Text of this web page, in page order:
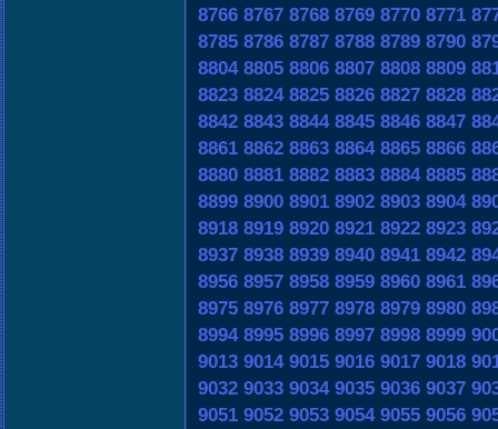
8766 8767 8768 8769 8770 8771
8785 8786 8787 8788 8789 8790
8804 8805 8806 8807 8808 8809
8823 8824 8825 8826 8827 8828
8842 8843 8844 8845 8846 8847
8861 8862 8863 8864 8865 8866
8880 8881 8882 8883 8884 8885
8899 8900 8901 8902 8903 8904
8918 8919 8920 8921 8922 8923
8937 8938 8939 8940 8941 8942
8956 8957 8958 8959 8960 8961
8975 8976 8977 8978 8979 8980
8994 8995 8996 8997 8998 8999
9013 9014 9015 9016 9017 9018
9032 9033 9034 9035 9036 9037
9051 9052 9053 9054 9055 9056